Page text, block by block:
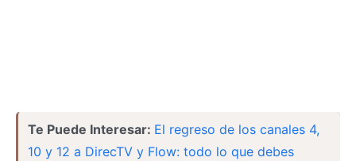
Te Puede Interesar: El regreso de los canales 4,
10 y 12 a DirecTV y Flow: todo lo que debes